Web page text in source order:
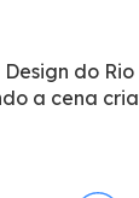
do
a cena